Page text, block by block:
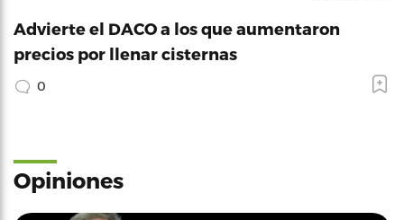
Advierte el DACO a los que aumentaron
precios por llenar cisternas
0
Opiniones